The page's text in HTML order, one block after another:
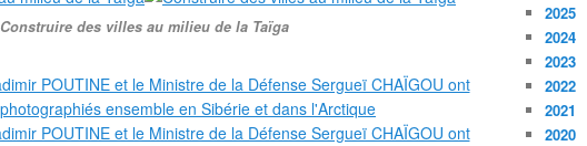
Construire des villes au milieu de la Taïga
2025
2024
2023
2022
2021
2020